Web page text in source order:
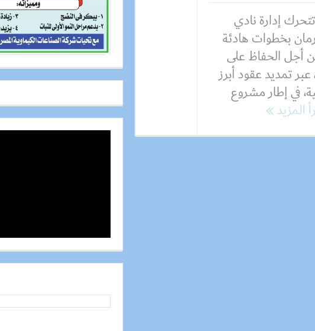
إدارة نادي
بخطوات هادئة
أجل الحفاظ على
عبر تمديد عقود أبرز
في إطار مشروع
المزيد